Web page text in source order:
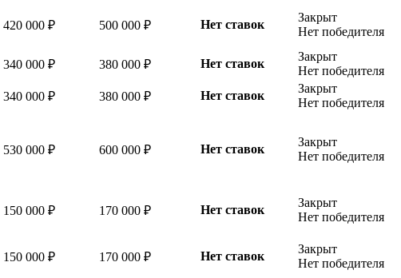
420 000 ₽ 500 000 ₽ Нет ставок
Закрыт
Нет победителя
340 000 ₽ 380 000 ₽ Нет ставок
Закрыт
Нет победителя
340 000 ₽ 380 000 ₽ Нет ставок
Закрыт
Нет победителя
530 000 ₽ 600 000 ₽ Нет ставок
Закрыт
Нет победителя
150 000 ₽ 170 000 ₽ Нет ставок
Закрыт
Нет победителя
150 000 ₽ 170 000 ₽ Нет ставок
Закрыт
Нет победителя